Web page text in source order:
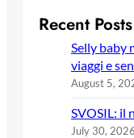
Recent Posts
Selly baby
viaggi e
August 5,
SVOSIL: il
July 30, 2026